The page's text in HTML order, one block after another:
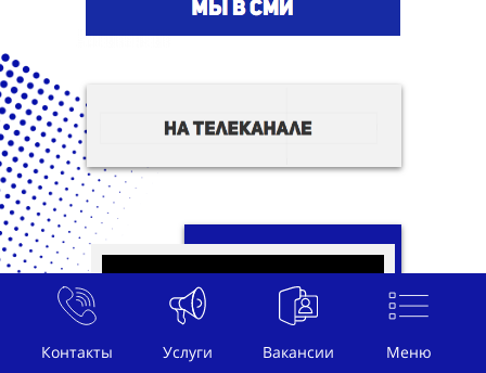
Контакты Услуги Вакансии Меню